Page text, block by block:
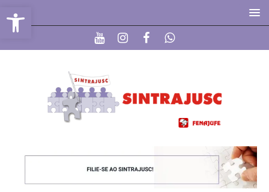
Abrir a barra de ferramentas